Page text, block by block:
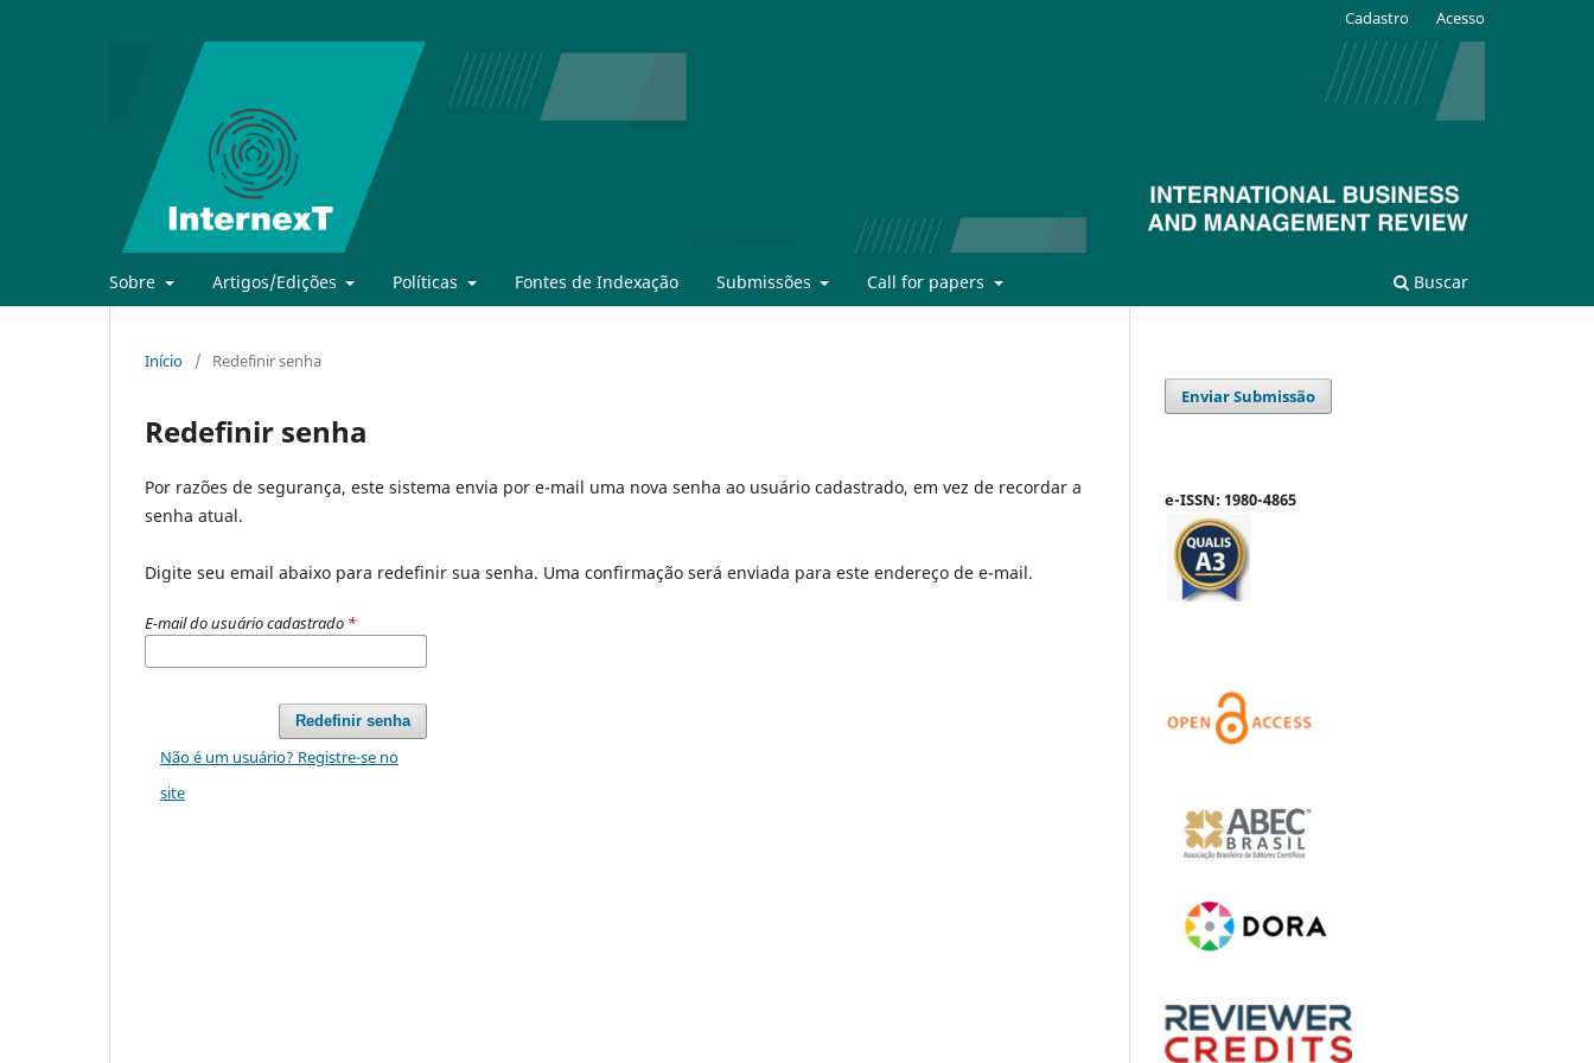
Sobre Artigos/Edições Políticas Fontes de Indexação Submissões Call for papers Buscar
Cadastro Acesso
Início / Redefinir senha
Redefinir senha
Por razões de segurança, este sistema envia por e-mail uma nova senha ao usuário cadastrado, em vez de recordar a
senha atual.
Digite seu email abaixo para redefinir sua senha. Uma confirmação será enviada para este endereço de e-mail.
E-mail do usuário cadastrado *
Redefinir senha
Não é um usuário? Registre-se no
site
Enviar Submissão
e-ISSN: 1980-4865